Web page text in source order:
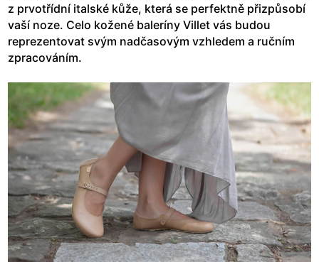
z prvotřídní italské kůže, která se perfektně přizpůsobí
vaší noze. Celo kožené baleríny Villet vás budou
reprezentovat svým nadčasovým vzhledem a ručním
zpracováním.